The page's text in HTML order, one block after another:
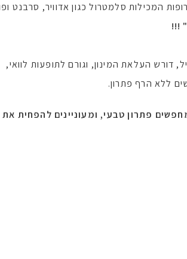
!!!
דורש העלאת המינון, וגורם לתופעות לוואי,
ללא הרף פתרון.
פתרון טבעי, ומעוניינים להפחית